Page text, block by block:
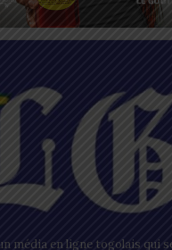
média en ligne togolais qui